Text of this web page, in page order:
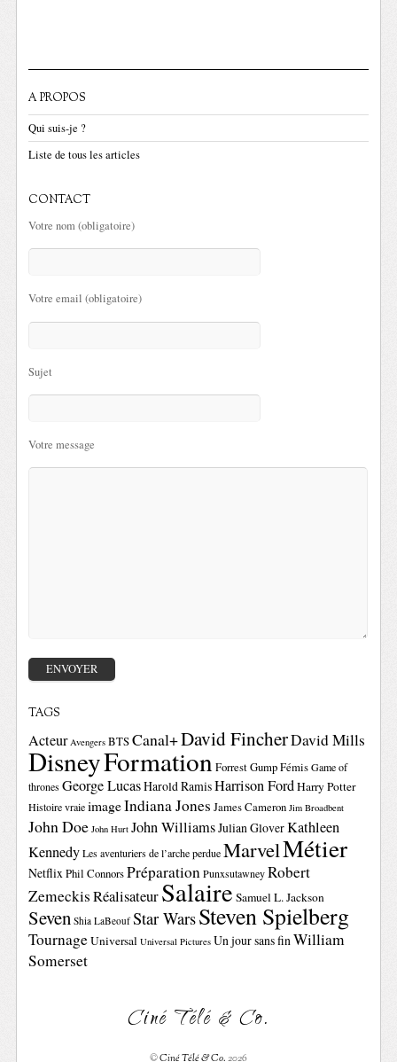
A PROPOS
Qui suis-je ?
Liste de tous les articles
CONTACT
Votre nom (obligatoire)
Votre email (obligatoire)
Sujet
Votre message
TAGS
Acteur Avengers BTSCanal+David FincherDavid Mills
DisneyFormationForrest GumpFémis Game of
thrones George LucasHarold RamisHarrison FordHarry Potter
Histoire vraie imageIndiana Jones James Cameron Jim Broadbent
John Doe John Hurt John WilliamsJulian GloverKathleen
Kennedy Les aventuriers de l’arche perdue MarvelMétier
NetflixPhil ConnorsPréparation Punxsutawney Robert
ZemeckisRéalisateurSalaire Samuel L. Jackson
Seven Shia LaBeouf Star WarsSteven Spielberg
TournageUniversal Universal Pictures Un jour sans finWilliam
Somerset
Ciné Télé & Co.
©Ciné Télé & Co.2026